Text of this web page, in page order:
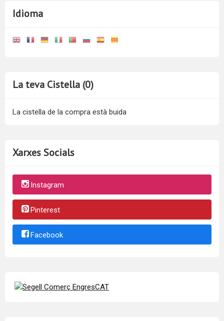
Idioma
La teva Cistella (0)
La cistella de la compra està buida
Xarxes Socials
Instagram
Pinterest
Facebook